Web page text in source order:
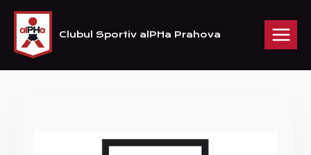
Skip
content
Clubul Sportiv alPHa Prahova